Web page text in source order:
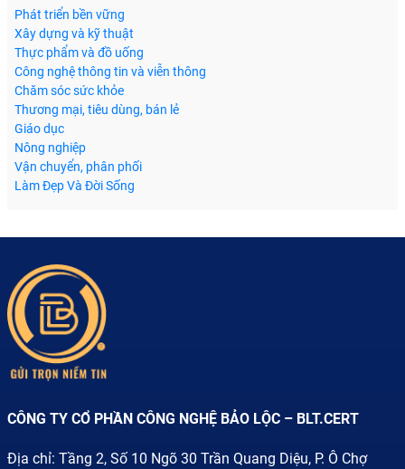
Phát triển bền vững
Xây dựng và kỹ thuật
Thực phẩm và đồ uống
Công nghệ thông tin và viễn thông
Chăm sóc sức khỏe
Thương mại, tiêu dùng, bán lẻ
Giáo dục
Nông nghiệp
Vận chuyển, phân phối
Làm Đẹp Và Đời Sống
CÔNG TY CỔ PHẦN CÔNG NGHỆ BẢO LỘC – BLT.CERT
Địa chỉ: Tầng 2, Số 10 Ngõ 30 Trần Quang Diệu, P. Ô Chợ